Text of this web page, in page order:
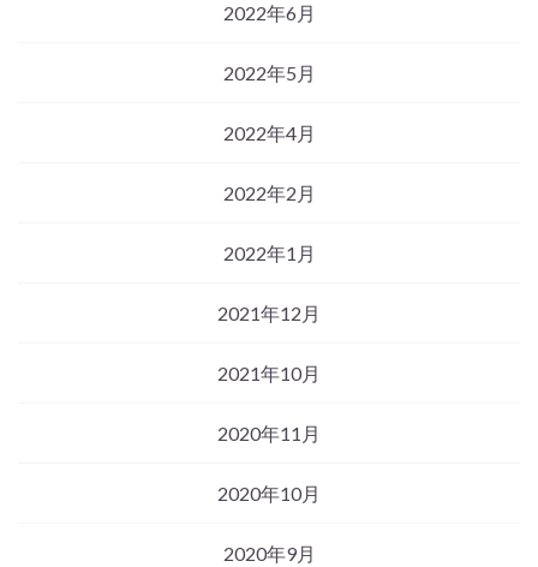
2022年6月
2022年5月
2022年4月
2022年2月
2022年1月
2021年12月
2021年10月
2020年11月
2020年10月
2020年9月